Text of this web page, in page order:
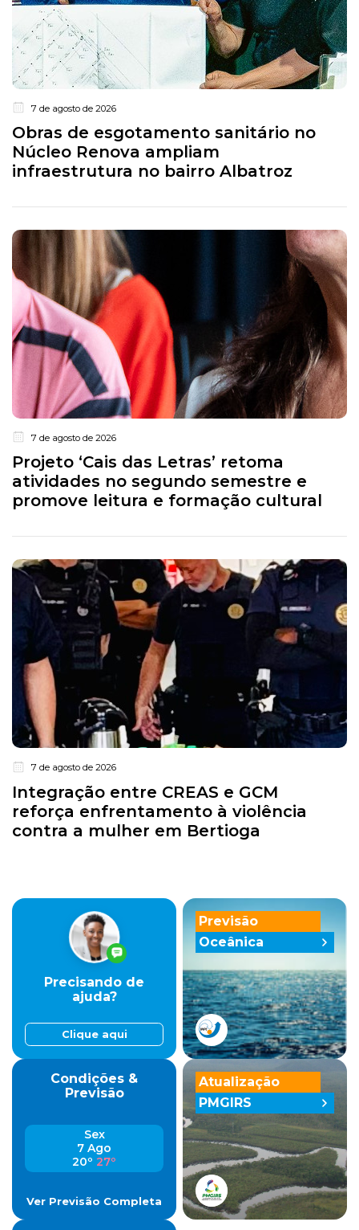
7 de agosto de 2026
Obras de esgotamento sanitário no
Núcleo Renova ampliam
infraestrutura no bairro Albatroz
7 de agosto de 2026
Projeto ‘Cais das Letras’ retoma
atividades no segundo semestre e
promove leitura e formação cultural
7 de agosto de 2026
Integração entre CREAS e GCM
reforça enfrentamento à violência
contra a mulher em Bertioga
Previsão
Oceânica
Precisando de
ajuda?
Clique aqui
Condições &
Previsão
Sex
7 Ago
20º 27º
Ver Previsão Completa
Atualização
PMGIRS